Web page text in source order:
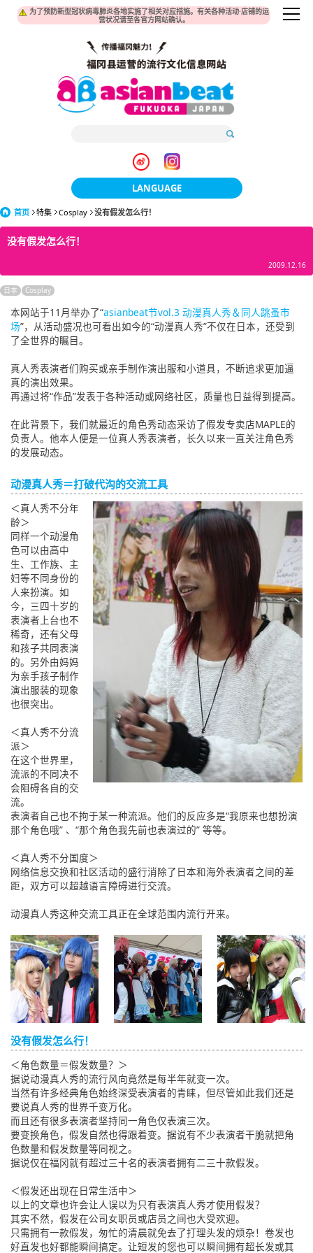
为了预防新型冠状病毒肺炎各地实施了相关对应措施。有关各种活动·店铺的运
营状况请至各官方网站确认。
LANGUAGE
日本語
English
首页 特集 Cosplay 没有假发怎么行！
没有假发怎么行！
2009.12.16
日本 Cosplay
本网站于11月举办了“asianbeat节vol.3 动漫真人秀＆同人跳蚤市
场”，从活动盛况也可看出如今的“动漫真人秀”不仅在日本，还受到
了全世界的瞩目。
真人秀表演者们购买或亲手制作演出服和小道具，不断追求更加逼
真的演出效果。
再通过将“作品”发表于各种活动或网络社区，质量也日益得到提高。
在此背景下，我们就最近的角色秀动态采访了假发专卖店MAPLE的
负责人。他本人便是一位真人秀表演者，长久以来一直关注角色秀
的发展动态。
动漫真人秀＝打破代沟的交流工具
＜真人秀不分年
龄＞
同样一个动漫角
色可以由高中
生、工作族、主
妇等不同身份的
人来扮演。如
今，三四十岁的
表演者上台也不
稀奇，还有父母
和孩子共同表演
的。另外由妈妈
为亲手孩子制作
演出服装的现象
也很突出。
＜真人秀不分流
派＞
在这个世界里，
流派的不同决不
会阻碍各自的交
流。
表演者自己也不拘于某一种流派。他们的反应多是“我原来也想扮演
那个角色哦” 、“那个角色我先前也表演过的” 等等。
＜真人秀不分国度＞
网络信息交换和社区活动的盛行消除了日本和海外表演者之间的差
距，双方可以超越语言障碍进行交流。
动漫真人秀这种交流工具正在全球范围内流行开来。
没有假发怎么行！
＜角色数量＝假发数量？＞
据说动漫真人秀的流行风向竟然是每半年就变一次。
当然有许多经典角色始终深受表演者的青睐，但尽管如此我们还是
要说真人秀的世界千变万化。
而且还有很多表演者坚持同一角色仅表演三次。
要变换角色，假发自然也得跟着变。据说有不少表演者干脆就把角
色数量和假发数量等同视之。
据说仅在福冈就有超过三十名的表演者拥有二三十款假发。
＜假发还出现在日常生活中＞
以上的文章也许会让人误以为只有表演真人秀才使用假发？
其实不然，假发在公司女职员或店员之间也大受欢迎。
只需拥有一款假发，匆忙的清晨就免去了打理头发的烦杂！卷发也
好直发也好都能瞬间搞定。让短发的您也可以瞬间拥有超长发或其